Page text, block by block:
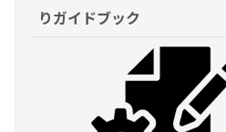
りガイドブック